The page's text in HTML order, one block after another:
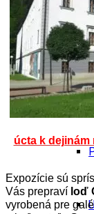
úcta k dejinám
Expozície sú
Vás prepraví loď
vyrobená pre